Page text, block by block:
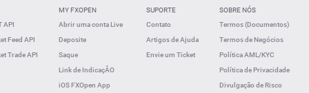
API
Feed API
Trade API
MY FXOPEN
Abrir uma conta Live
Deposite
Saque
Link de IndicaçÂO
iOS FXOpen App
SUPORTE
Contato
Artigos de Ajuda
Envie um Ticket
SOBRE NÓS
Termos (Documentos)
Termos de Negócios
Política AML/KYC
Política de Privacidade
Divulgação de Risco